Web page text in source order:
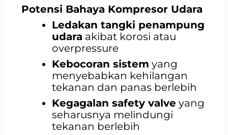
Potensi Bahaya Kompresor Udara
Ledakan tangki penampung
udara akibat korosi atau
overpressure
Kebocoran sistem yang
menyebabkan kehilangan
tekanan dan panas berlebih
Kegagalan safety valve yang
seharusnya melindungi
tekanan berlebih